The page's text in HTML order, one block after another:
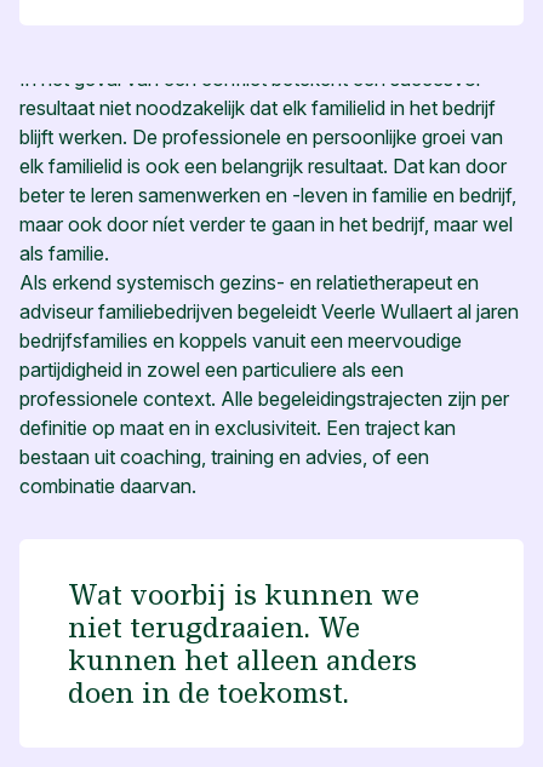
In het geval van een conflict betekent een succesvol
resultaat niet noodzakelijk dat elk familielid in het bedrijf
blijft werken. De professionele en persoonlijke groei van
elk familielid is ook een belangrijk resultaat. Dat kan door
beter te leren samenwerken en -leven in familie en bedrijf,
maar ook door níet verder te gaan in het bedrijf, maar wel
als familie.
Als erkend systemisch gezins- en relatietherapeut en
adviseur familiebedrijven begeleidt Veerle Wullaert al jaren
bedrijfsfamilies en koppels vanuit een meervoudige
partijdigheid in zowel een particuliere als een
professionele context. Alle begeleidingstrajecten zijn per
definitie op maat en in exclusiviteit. Een traject kan
bestaan uit coaching, training en advies, of een
combinatie daarvan.
Wat voorbij is kunnen we
niet terugdraaien. We
kunnen het alleen anders
doen in de toekomst.